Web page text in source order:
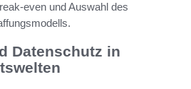
even und Auswahl des
Datenschutz in